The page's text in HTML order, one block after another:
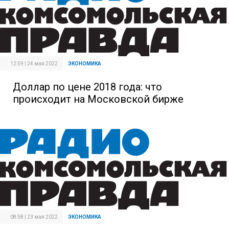
12:59 | 24 мая 2022 ЭКОНОМИКА
Доллар по цене 2018 года: что
происходит на Московской бирже
08:58 | 23 мая 2022 ЭКОНОМИКА